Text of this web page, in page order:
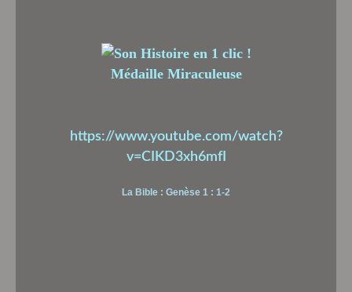
Médaille Miraculeuse
https://www.youtube.com/watch?
v=CIKD3xh6mfI
La Bible : Genèse 1 : 1-2